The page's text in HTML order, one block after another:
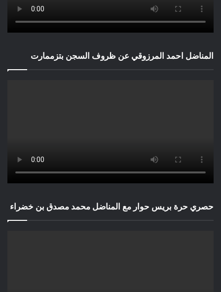
المناضل احمد المرزوقي عن ظروف السجن بتزممارت
حصري حرة بريس حوار مع المناضل محمد مصدق بن خضراء